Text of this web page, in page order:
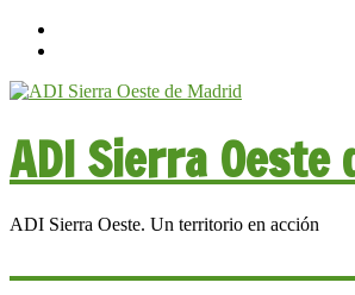
ADI Sierra Oeste
ADI Sierra Oeste. Un territorio en acción